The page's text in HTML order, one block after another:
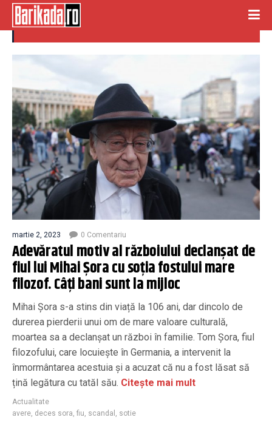
deces sora
martie 2, 2023 0 Comentariu
Adevăratul motiv al războiului declanșat de
fiul lui Mihai Șora cu soția fostului mare
filozof. Câți bani sunt la mijloc
Mihai Șora s-a stins din viață la 106 ani, dar dincolo de
durerea pierderii unui om de mare valoare culturală,
moartea sa a declanșat un război în familie. Tom Șora, fiul
filozofului, care locuiește în Germania, a intervenit la
înmormântarea acestuia și a acuzat că nu a fost lăsat să
țină legătura cu tatăl său. Citește mai mult
Actualitate
avere, deces sora, fiu, scandal , sotie